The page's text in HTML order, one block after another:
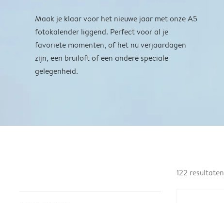
Maak je klaar voor het nieuwe jaar met onze A5
fotokalender liggend. Perfect voor al je
favoriete momenten, of het nu verjaardagen
zijn, een bruiloft of een andere speciale
gelegenheid.
122 resultaten